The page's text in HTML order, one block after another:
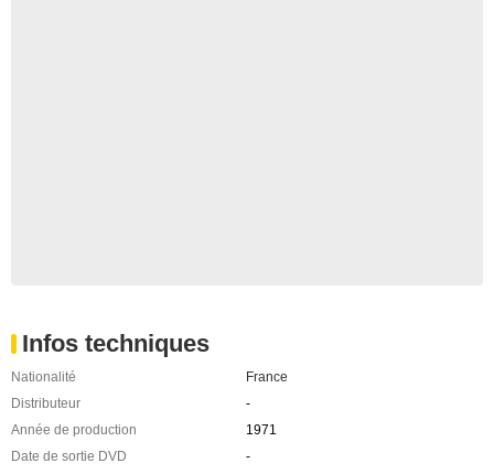
Infos techniques
Nationalité
France
Distributeur
-
Année de production
1971
Date de sortie DVD
-